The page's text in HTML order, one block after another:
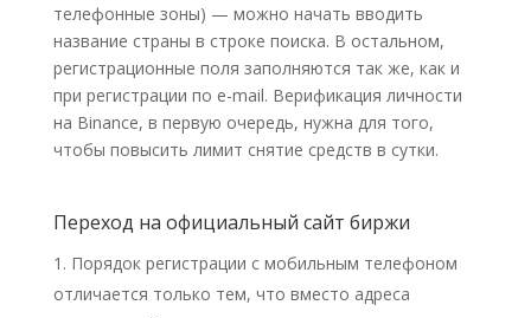
телефонные зоны) — можно начать вводить
название страны в строке поиска. В остальном,
регистрационные поля заполняются так же, как и
при регистрации по e-mail. Верификация личности
на Binance, в первую очередь, нужна для того,
чтобы повысить лимит снятие средств в сутки.
Переход на официальный сайт биржи
Порядок регистрации с мобильным телефоном
отличается только тем, что вместо адреса